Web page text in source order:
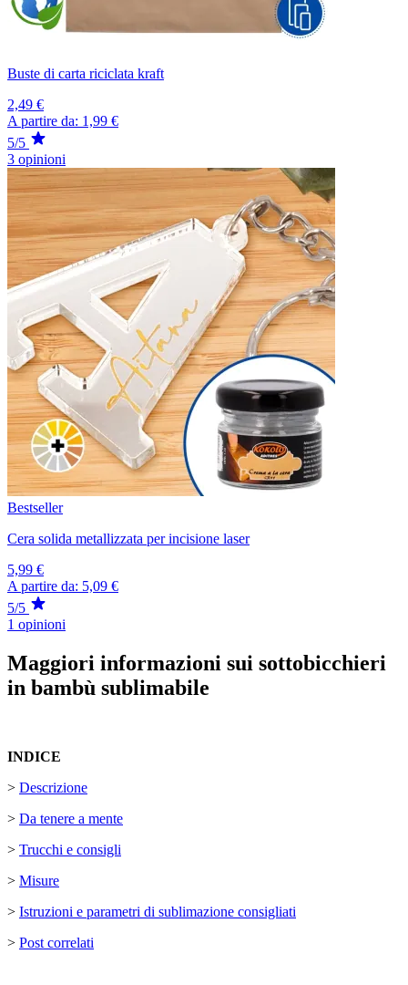
Buste di carta riciclata kraft
2,49 €
A partire da: 1,99 €
5/5
3 opinioni
Bestseller
Cera solida metallizzata per incisione laser
5,99 €
A partire da: 5,09 €
5/5
1 opinioni
Maggiori informazioni sui sottobicchieri
in bambù sublimabile
INDICE
> Descrizione
> Da tenere a mente
> Trucchi e consigli
> Misure
> Istruzioni e parametri di sublimazione consigliati
> Post correlati